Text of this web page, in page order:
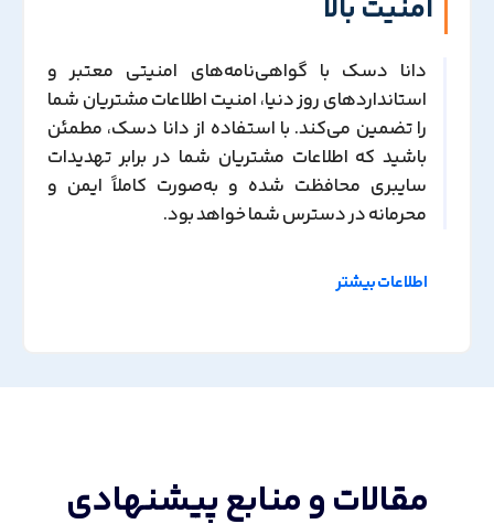
امنیت بالا
دانا دسک با گواهی‌نامه‌های امنیتی معتبر و
استانداردهای روز دنیا، امنیت اطلاعات مشتریان شما
را تضمین می‌کند. با استفاده از دانا دسک، مطمئن
باشید که اطلاعات مشتریان شما در برابر تهدیدات
سایبری محافظت شده و به‌صورت کاملاً ایمن و
محرمانه در دسترس شما خواهد بود.
اطلاعات بیشتر
مقالات و منابع پیشنهادی